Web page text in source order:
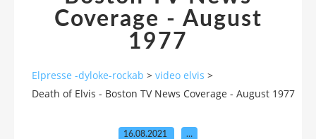
Coverage - August
1977
Elpresse -dyloke-rockab > video elvis >
Death of Elvis - Boston TV News Coverage - August 1977
16.08.2021 …